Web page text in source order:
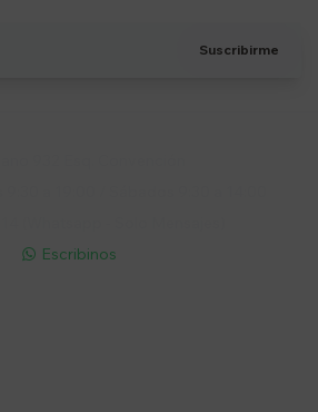
Suscribirme
 Escribinos